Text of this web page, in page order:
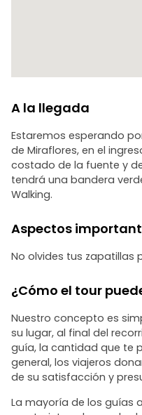
A la llegada
Estaremos esperando
de Miraflores, en el
costado de la fuente y
tendrá una bandera
Walking.
Aspectos
No olvides tus zapatillas
¿Cómo el tour
Nuestro concepto es
su lugar, al final del
guía, la cantidad que te
general, los viajeros
de su satisfacción y
La mayoría de los guías